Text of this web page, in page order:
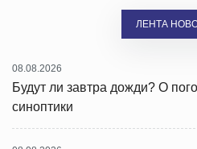
ЛЕНТА
08.08.2026
Будут ли завтра дожди? О
синоптики